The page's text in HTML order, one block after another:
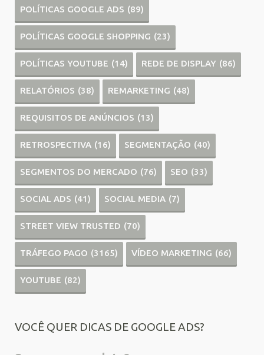
POLÍTICAS GOOGLE ADS (89)
POLÍTICAS GOOGLE SHOPPING (23)
POLÍTICAS YOUTUBE (14) REDE DE DISPLAY (86)
RELATÓRIOS (38) REMARKETING (48)
REQUISITOS DE ANÚNCIOS (13)
RETROSPECTIVA (16) SEGMENTAÇÃO (40)
SEGMENTOS DO MERCADO (76) SEO (33)
SOCIAL ADS (41) SOCIAL MEDIA (7)
STREET VIEW TRUSTED (70)
TRÁFEGO PAGO (3165) VÍDEO MARKETING (66)
YOUTUBE (82)
VOCÊ QUER DICAS DE GOOGLE ADS?